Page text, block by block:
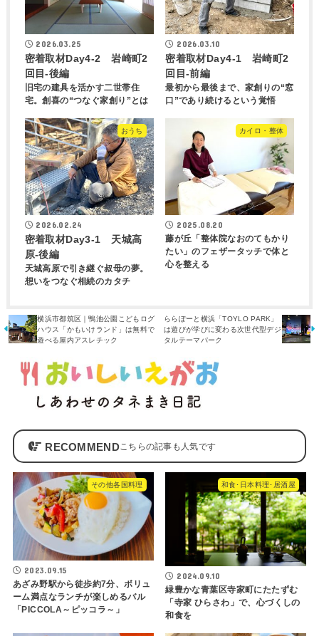
2026.03.25
密着取材Day4-2 岩崎町2
回目-後編
旧宅の建具を活かす二世帯住
宅。創喜の“つなぐ家創り”とは
2026.03.10
密着取材Day4-1 岩崎町2
回目-前編
最初から最後まで、家創りの“窓
口”であり続けるという覚悟
おうち
2026.02.24
密着取材Day3-1 天城高
原‐後編
天城高原で引き継ぐ叔母の夢。
想いをつなぐ相続のカタチ
カイロ・整体
2025.08.20
藤が丘「整体院なおのてもかり
たい」のフェザータッチで体と
心を整える
横浜市都筑区｜鴨池公園こどもログ
ハウス「かもいけランド」は無料で
遊べる屋内アスレチック
ららぽーと横浜「TOYLO PARK」
は遊びが学びに変わる次世代型デジ
タルテーマパーク
RECOMMEND
その他各国料理
2023.09.15
あざみ野駅から徒歩約7分、ボリュ
ーム満点なランチが楽しめるバル
「PICCOLA～ピッコラ～」
和食･日本料理･居酒屋
2024.09.10
緑豊かな青葉区寺家町にたたずむ
「寺家 ひらさわ」で、心づくしの
和食を